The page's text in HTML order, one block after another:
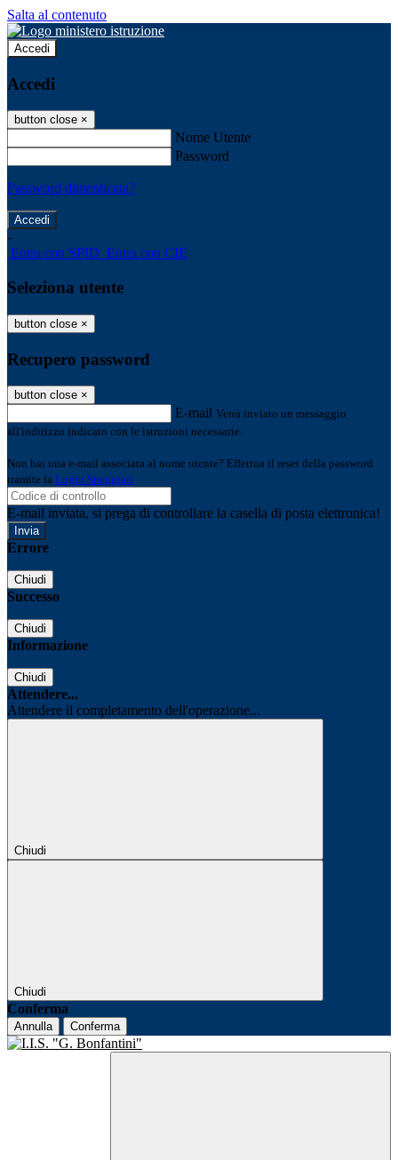
Salta al contenuto
Accedi
Accedi
button close ×
Nome Utente
Password
Password dimenticata?
-
Entra con SPID Entra con CIE
Seleziona utente
button close ×
Recupero password
button close ×
E-mail Verrà inviato un messaggio
all'indirizzo indicato con le istruzioni necessarie.
Non hai una e-mail associata al nome utente? Effettua il reset della password
tramite la Login Spaggiari
E-mail inviata, si prega di controllare la casella di posta elettronica!
Errore
Chiudi
Successo
Chiudi
Informazione
Chiudi
Attendere...
Attendere il completamento dell'operazione...
Chiudi
Chiudi
Conferma
Annulla Conferma